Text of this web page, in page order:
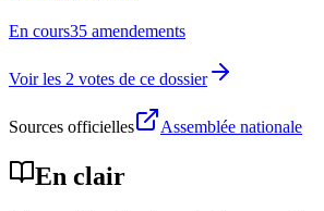
En cours35 amendements
Voir les 2 votes de ce dossier
Sources officielles Assemblée nationale
En clair